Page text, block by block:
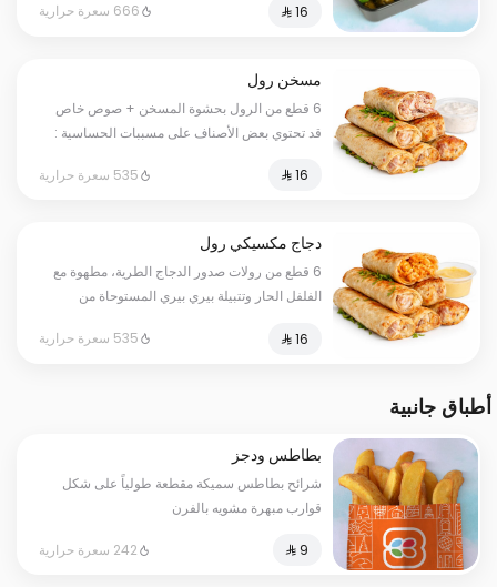
666 سعرة حرارية
مسخن رول
6 قطع من الرول بحشوة المسخن + صوص خاص
قد تحتوي بعض الأصناف على مسببات الحساسية :
535 سعرة حرارية
دجاج مكسيكي رول
6 قطع من رولات صدور الدجاج الطرية، مطهوة مع
الفلفل الحار وتتبيلة بيري بيري المستوحاة من
لعشّاق التوابل. قد تحتوي بعض الأصناف على
535 سعرة حرارية
أطباق جانبية
بطاطس ودجز
شرائح بطاطس سميكة مقطعة طولياً على شكل
قوارب مبهرة مشويه بالفرن
242 سعرة حرارية